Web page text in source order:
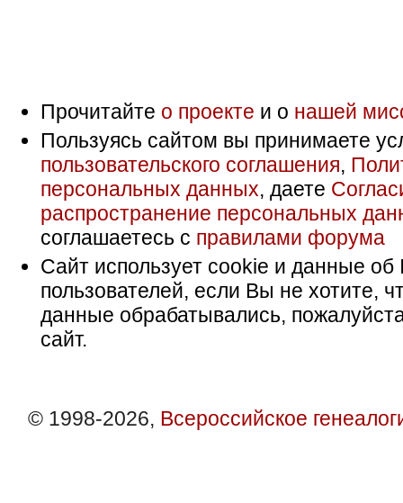
Прочитайте о проекте и о нашей
Пользуясь сайтом вы принимаете
пользовательского соглашения,
персональных данных, даете
распространение персональных
соглашаетесь с правилами форума
Сайт использует cookie и данные об
пользователей, если Вы не хотите,
данные обрабатывались,
сайт.
© 1998-2026, Всероссийское